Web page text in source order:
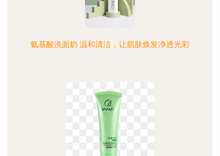
氨基酸洗面奶 温和清洁，让肌肤焕发净透光彩